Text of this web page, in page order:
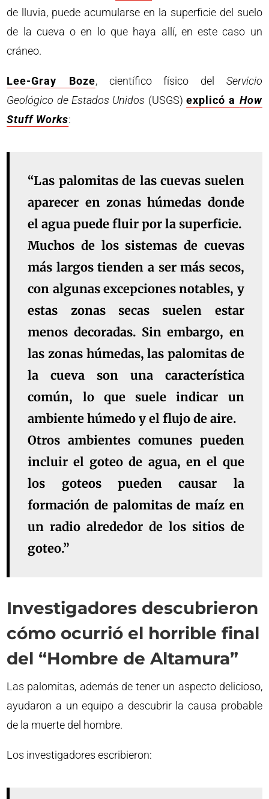
de lluvia, puede acumularse en la superficie del suelo
de la cueva o en lo que haya allí, en este caso un
cráneo.
Lee-Gray Boze, científico físico del Servicio
Geológico de Estados Unidos (USGS)explicó a How
Stuff Works:
“Las palomitas de las cuevas suelen
aparecer en zonas húmedas donde
el agua puede fluir por la superficie.
Muchos de los sistemas de cuevas
más largos tienden a ser más secos,
con algunas excepciones notables, y
estas zonas secas suelen estar
menos decoradas. Sin embargo, en
las zonas húmedas, las palomitas de
la cueva son una característica
común, lo que suele indicar un
ambiente húmedo y el flujo de aire.
Otros ambientes comunes pueden
incluir el goteo de agua, en el que
los goteos pueden causar la
formación de palomitas de maíz en
un radio alrededor de los sitios de
goteo.”
Investigadores descubrieron
cómo ocurrió el horrible final
del “Hombre de Altamura”
Las palomitas, además de tener un aspecto delicioso,
ayudaron a un equipo a descubrir la causa probable
de la muerte del hombre.
Los investigadores escribieron: